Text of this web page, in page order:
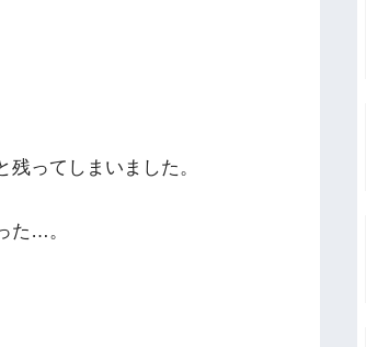
ってしまいました。
た…。